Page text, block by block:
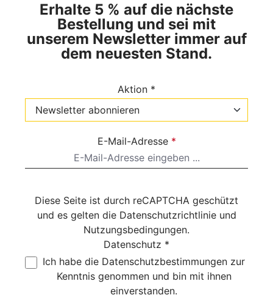
Erhalte 5 % auf die nächste
Bestellung und sei mit
unserem Newsletter immer auf
dem neuesten Stand.
Aktion *
E-Mail-Adresse *
Diese Seite ist durch reCAPTCHA geschützt
und es gelten die Datenschutzrichtlinieund
Nutzungsbedingungen.
Datenschutz *
Ich habe die Datenschutzbestimmungen zur
Kenntnis genommen und bin mit ihnen
einverstanden.